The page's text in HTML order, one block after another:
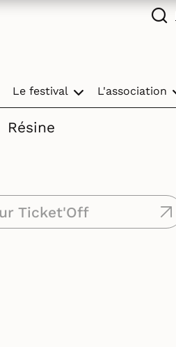
Le festival L'association
Résine
Ticket'Off